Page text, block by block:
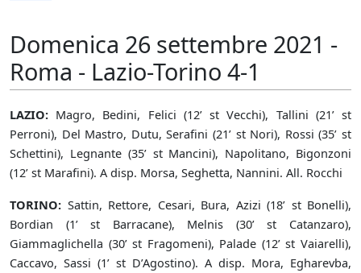
Domenica 26 settembre 2021 -
Roma - Lazio-Torino 4-1
LAZIO: Magro, Bedini, Felici (12’ st Vecchi), Tallini (21’ st
Perroni), Del Mastro, Dutu, Serafini (21’ st Nori), Rossi (35’ st
Schettini), Legnante (35’ st Mancini), Napolitano, Bigonzoni
(12’ st Marafini). A disp. Morsa, Seghetta, Nannini. All. Rocchi
TORINO: Sattin, Rettore, Cesari, Bura, Azizi (18’ st Bonelli),
Bordian (1’ st Barracane), Melnis (30’ st Catanzaro),
Giammaglichella (30’ st Fragomeni), Palade (12’ st Vaiarelli),
Caccavo, Sassi (1’ st D’Agostino). A disp. Mora, Egharevba,